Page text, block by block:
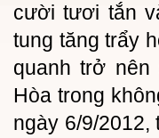
cười tươi tắn
tung tăng trẩy
quanh trở
Hòa trong
ngày 6/9/